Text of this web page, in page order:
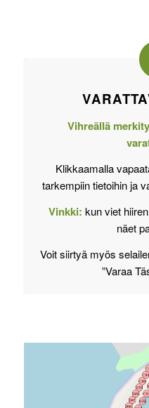
Vihreällä
Klikkaamalla
tarkempiin tietoihin ja
Vinkki: kun viet
näet
Voit siirtyä myös
”Varaa